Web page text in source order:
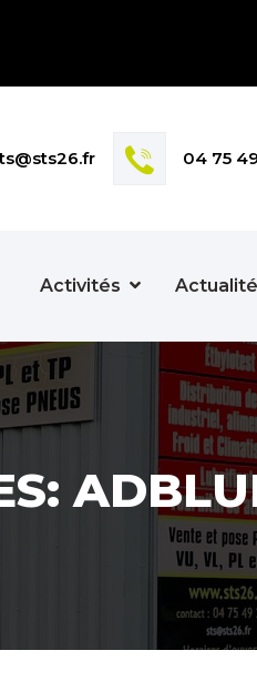
04 75
Activités Actualité